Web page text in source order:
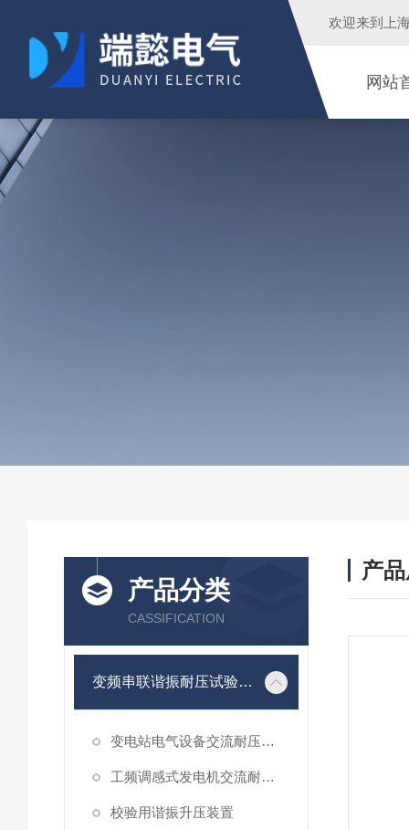
欢迎来到 上
网站
产品分类
CASSIFICATION
变频串联谐振耐压试验装置
变电站电气设备交流耐压谐振装置
工频调感式发电机交流耐压装置
校验用谐振升压装置
产